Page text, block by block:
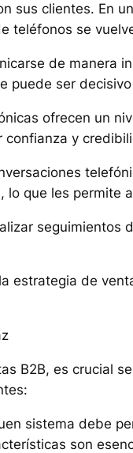
sus clientes. En
teléfonos se
de manera
puede ser
ofrecen un
y
que les permite
seguimientos
estrategia de
B2B, es crucial
sistema debe
son